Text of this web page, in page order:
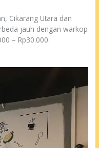
Cikarang Utara dan
jauh dengan warkop
– Rp30.000.